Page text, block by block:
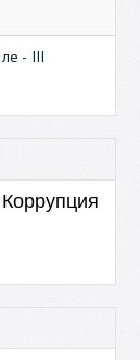
- III
Коррупция